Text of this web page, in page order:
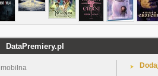
DataPremiery.pl